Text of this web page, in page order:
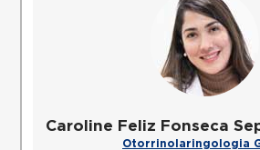
Caroline Feliz Fonseca
Otorrinolaringologia